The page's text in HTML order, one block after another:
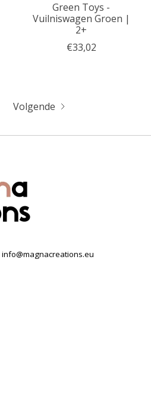
Green Toys -
Vuilniswagen Groen |
2+
€33,02
Volgende
info@magnacreations.eu